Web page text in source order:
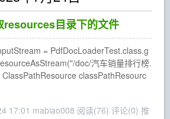
resources目录下的文件
= PdfDocLoaderTest.class.g
doc/汽车销量排行榜.
classPathResourc
17:01 mabiao008 阅读(76) 评论(0) 推